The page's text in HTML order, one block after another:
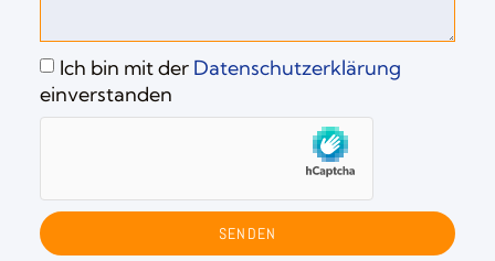
Ich bin mit der Datenschutzerklärung
einverstanden
SENDEN